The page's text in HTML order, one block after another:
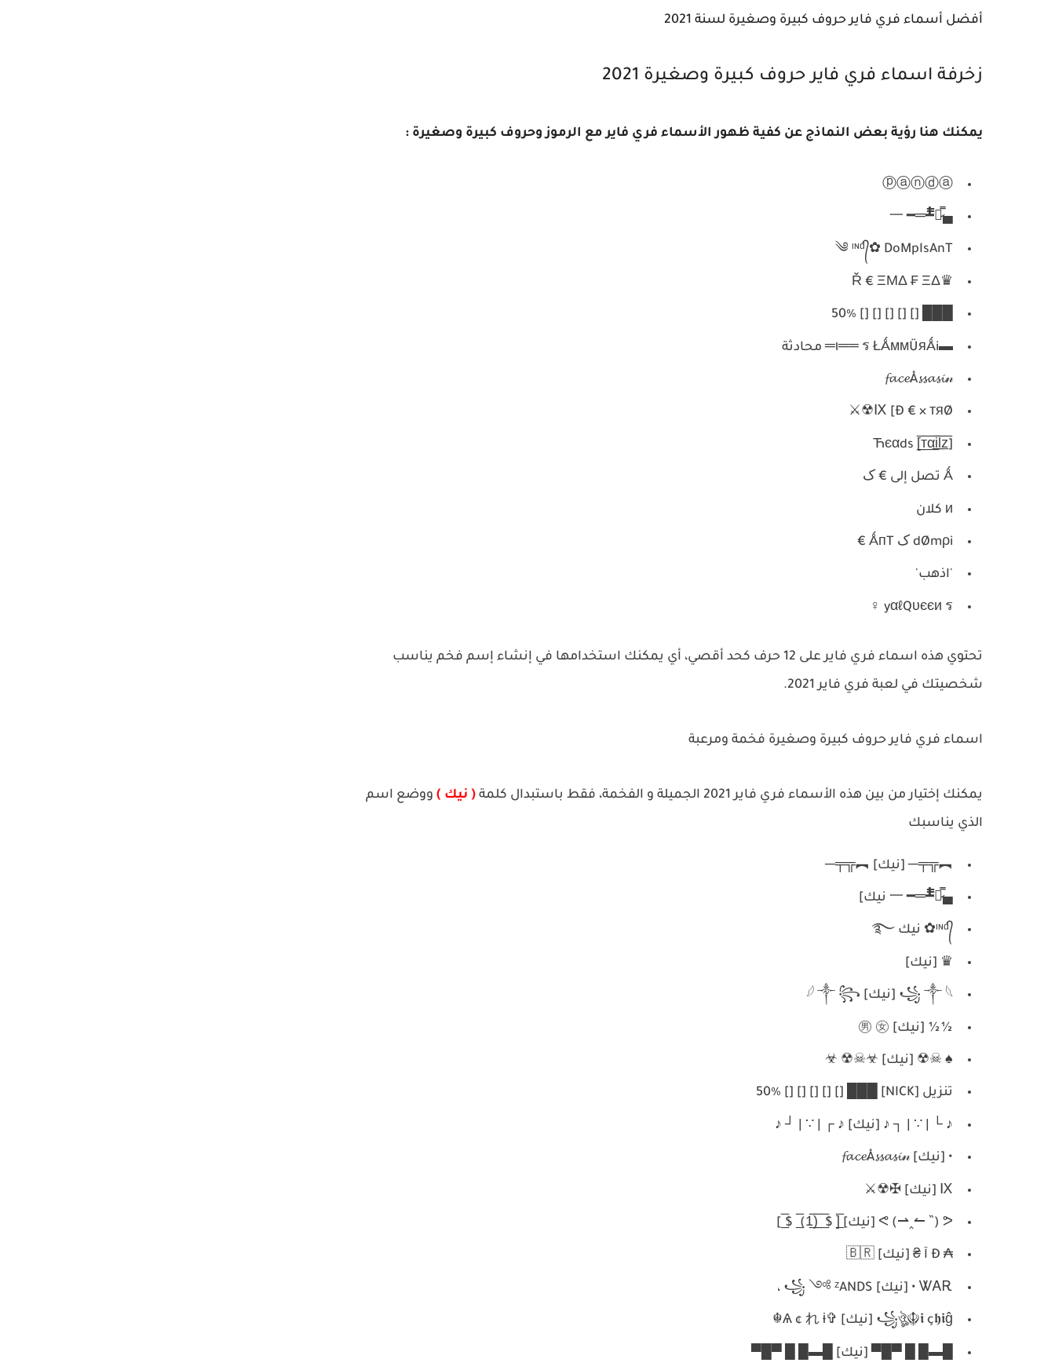
أفضل أسماء فري فاير حروف كبيرة وصغيرة لسنة 2021
زخرفة اسماء فري فاير حروف كبيرة وصغيرة 2021
يمكنك هنا رؤية بعض النماذج عن كفية ظهور الأسماء فري فاير مع الرموز وحروف كبيرة وصغيرة :
ⓟⓐⓝⓓⓐ
▄︻̷̿┻̿═━ 一
༄ ᶦᶰᵈ᭄✿ DoMpIsAnT
♛Ř € ΞΜΔ ₣ ΞΔ
███ [] [] [] [] [] 50٪
▬ι══ ร ŁǺммÜяǺi═ محادثة
𝓯𝓪𝓬𝓮Å𝓼𝓼𝓪𝓼𝓲𝓃
Ⅸ [Ð € × тяØ☢⚔
Ћєαds [̲̅т̲̅α̲̅i̲̅l̲̅z̲̅]
Ǻ تصل إلى € ک
и كلان
dØmρi ک ǺпT €
'اذهب'
yαℓQυєєи ร ♀
تحتوي هذه اسماء فري فاير على 12 حرف كحد أقصي، أي يمكنك استخدامها في إنشاء إسم فخم يناسب
شخصيتك في لعبة فري فاير 2021.
اسماء فري فاير حروف كبيرة وصغيرة فخمة ومرعبة
يمكنك إختيار من بين هذه الأسماء فري فاير 2021 الجميلة و الفخمة، فقط باستبدال كلمة ( نيك ) ووضع اسم
الذي يناسبك
︻╦╤─ [نيك] ︻╦╤─
▄︻̷̿┻̿═━ 一 نيك]
ᶦᶰᵈ᭄✿ نيك ࿐
♛ [نيك]
꧁⁣ ༒ 𓆩 [نيك] 𓆪 ༒ ꧂
½︎½︎ [نيك] ㊚︎ ㊛︎
♠ ︎☠☢ [نيك] ☣☠☢ ☣
تنزيل [NICK] ███ [] [] [] [] [] 50٪
♪ └ | ∵ | ┐ ♪ [نيك] ♪ ┌ | ∵ | ┘ ♪
• [نيك] 𝓯𝓪𝓬𝓮Å𝓼𝓼𝓪𝓼𝓲𝓃
Ⅸ [نيك] ✠☢⚔
ᕙ (⇀‸↼ ‶) ᕗ [نيك] [̲̅ $ ̲̅ (̲̅1̲̅) ̲̅ $ ̲̅]
₳ Ð آ ₴ [نيك] 🇧🇷
ᏔᎪᎡ • [نيك] ꧁ ༺ ᶻANDS ،
꧁ঔৣ☬𝖎 ç𝖍𝖎ĝ [نيك] ✞Ѧ ¢ れ ɨ☬
█▬█ █ ▀█▀ [نيك] █▬█ █ ▀█▀